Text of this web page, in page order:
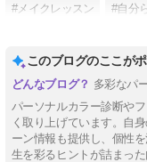
#メイクレッスン #自分
このブログのここが
多彩なパ
パーソナルカラー診断や
く取り上げています。自
ーン情報も提供し、個性
生を彩るヒントが詰まっ